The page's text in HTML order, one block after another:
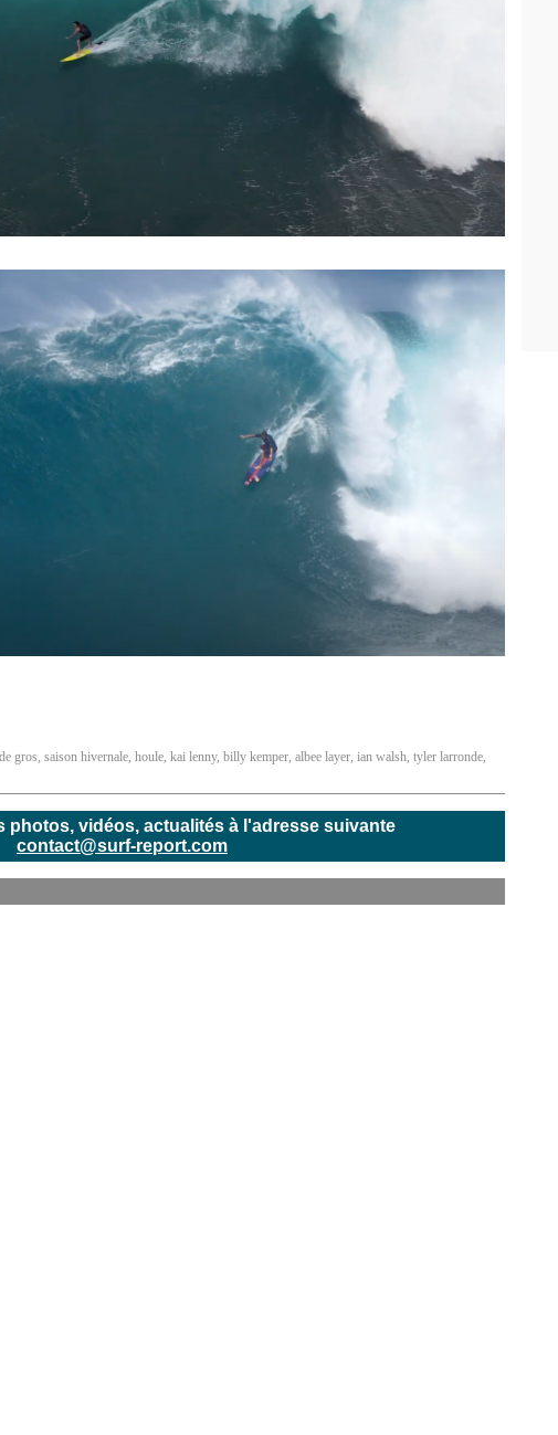
gros saison hivernale houle kai lenny, billy kemper albee layer ian walsh tyler larronde
photos, vidéos, actualités à l'adresse suivante
contact@surf-report.com